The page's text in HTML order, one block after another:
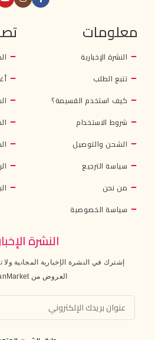
معلومات
النشرة الإخبارية
تتبع الطلب
كيف استخدم القسيمة؟
شروط الاستخدام
الشحن والتوصيل
سياسة الترجيع
من نحن
سياسة الخصوصية
النشرة
إشترك في النشرة الإخبارية المجانية ولا
العروض من ZafaranMarket.